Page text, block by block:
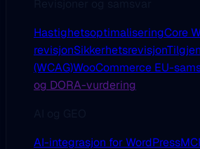
HastighetsoptimaliseringCore
revisjonSikkerhetsrevisjon
(WCAG)WooCommerce EU-
og DORA-vurdering
AI-integrasjon for WordPress